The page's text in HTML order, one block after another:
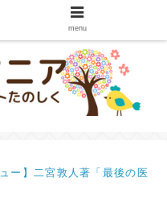
ュー】二宮敦人著「最後の医
menu